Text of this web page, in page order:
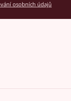
osobních údajů